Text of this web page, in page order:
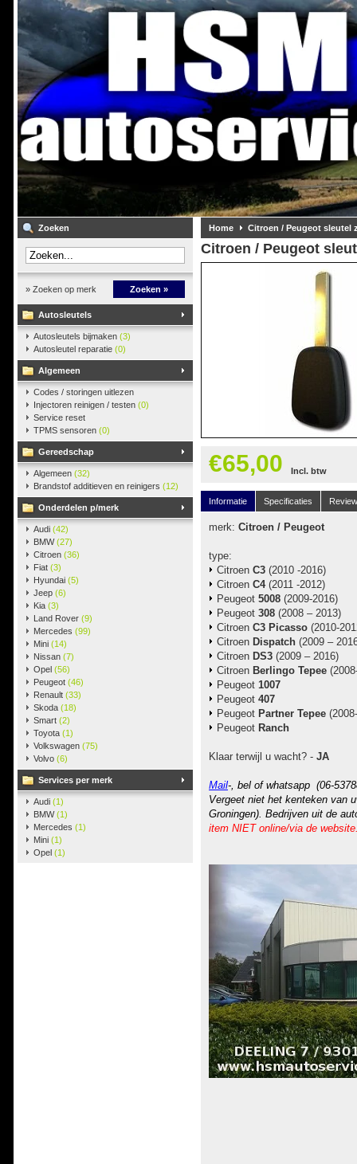
Zoeken
» Zoeken op merk Zoeken »
Autosleutels
Autosleutels bijmaken (3)
Autosleutel reparatie (0)
Algemeen
Codes / storingen uitlezen
Injectoren reinigen / testen (0)
Service reset
TPMS sensoren (0)
Gereedschap
Algemeen (32)
Brandstof additieven en reinigers (12)
Onderdelen p/merk
Audi (42)
BMW(27)
Citroen (36)
Fiat (3)
Hyundai (5)
Jeep (6)
Kia (3)
Land Rover (9)
Mercedes (99)
Mini (14)
Nissan (7)
Opel (56)
Peugeot (46)
Renault (33)
Skoda (18)
Smart (2)
Toyota (1)
Volkswagen (75)
Volvo (6)
Services per merk
Audi (1)
BMW(1)
Mercedes (1)
Mini (1)
Opel (1)
Home Citroen / Peugeot sleutel
Citroen / Peugeot
€65,00 Incl. btw
Informatie Specificaties
merk: Citroen / Peugeot
type:
Citroen C3 (2010 -2016)
Citroen C4(2011 -2012)
Peugeot 5008 (2009-2016)
Peugeot 308 (2008 – 2013)
Citroen C3 Picasso (2010-
Citroen Dispatch (2009 –
Citroen DS3 (2009 – 2016)
Citroen Berlingo Tepee
Peugeot 1007
Peugeot 407
Peugeot Partner Tepee
Peugeot Ranch
Klaar terwijl u wacht? - JA
Mail-, bel of whatsapp (06-
Vergeet niet het kenteken van
Groningen). Bedrijven uit de
item NIET online/via de